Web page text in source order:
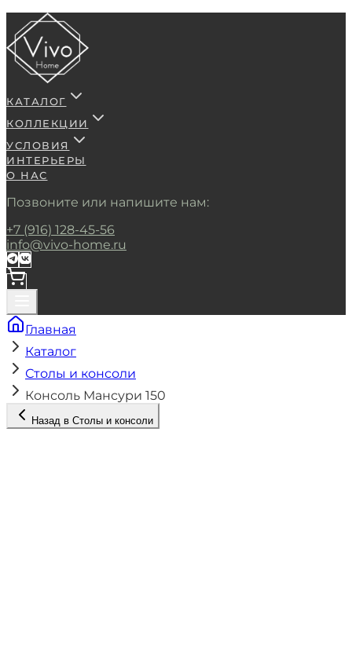
КАТАЛОГ
КОЛЛЕКЦИИ
УСЛОВИЯ
ИНТЕРЬЕРЫ
О НАС
Позвоните или напишите нам:
+7 (916) 128-45-56
info@vivo-home.ru
Главная
Каталог
Столы и консоли
Консоль Мансури 150
Назад в Столы и консоли